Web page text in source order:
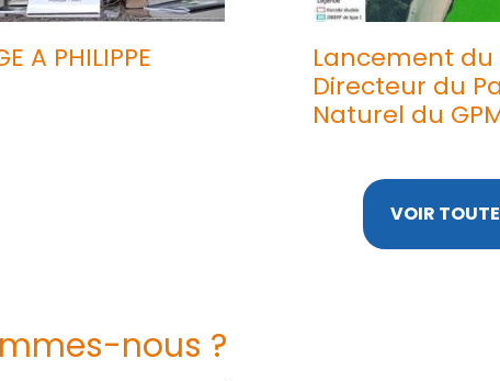
A PHILIPPE
Lancement du
Directeur du
Naturel du
VOIR
nous ?